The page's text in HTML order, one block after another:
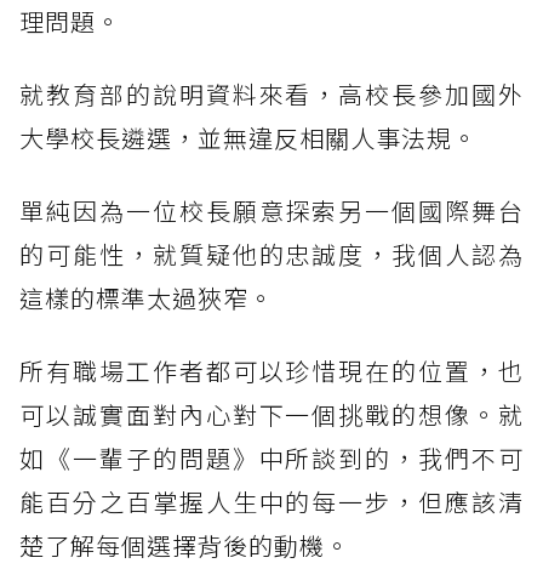
理問題。
就教育部的說明資料來看，高校長參加國外
大學校長遴選，並無違反相關人事法規。
單純因為一位校長願意探索另一個國際舞台
的可能性，就質疑他的忠誠度，我個人認為
這樣的標準太過狹窄。
所有職場工作者都可以珍惜現在的位置，也
可以誠實面對內心對下一個挑戰的想像。就
如《一輩子的問題》中所談到的，我們不可
能百分之百掌握人生中的每一步，但應該清
楚了解每個選擇背後的動機。